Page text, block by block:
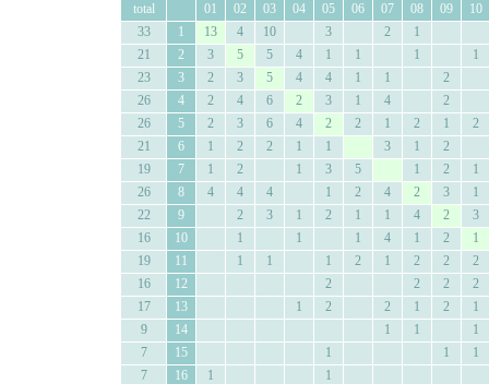
total 01 02 03 04 05 06 07 08 09
10
33
1 13 4 10 3 2
1
21
2 3 5 5 4 1 1 1
1
23
3 2 3 5 4 4 1 1
2
26
4 2 4 6 2 3 1 4
2
26
5 2 3 6 4 2 2 1 2 1
2
21
6 1 2 2 1 1 3 1
2
19
7 1 2 1 3 5 1 2
1
26
8 4 4 4 1 2 4 2 3
1
22
9 2 3 1 2 1 1 4 2
3
16
10 1 1 1 4 1 2
1
19
11 1 1 1 2 1 2 2
2
16
12 2 2 2
2
17
13 1 2 2 1 2
1
9
14 1 1
1
7
15 1 1
1
7
16 1
1